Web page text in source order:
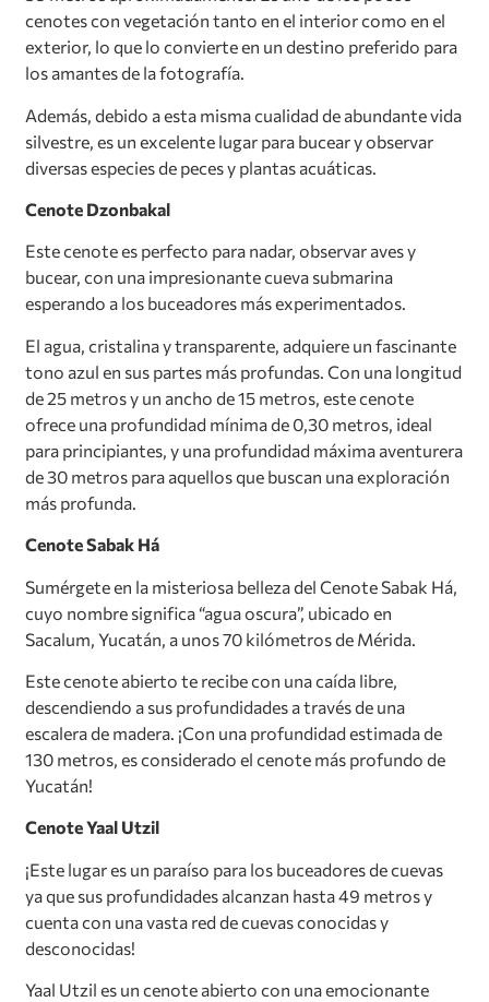
cenotes con vegetación tanto en el interior como en el
exterior, lo que lo convierte en un destino preferido para
los amantes de la fotografía.
Además, debido a esta misma cualidad de abundante vida
silvestre, es un excelente lugar para bucear y observar
diversas especies de peces y plantas acuáticas.
Cenote Dzonbakal
Este cenote es perfecto para nadar, observar aves y
bucear, con una impresionante cueva submarina
esperando a los buceadores más experimentados.
El agua, cristalina y transparente, adquiere un fascinante
tono azul en sus partes más profundas. Con una longitud
de 25 metros y un ancho de 15 metros, este cenote
ofrece una profundidad mínima de 0,30 metros, ideal
para principiantes, y una profundidad máxima aventurera
de 30 metros para aquellos que buscan una exploración
más profunda.
Cenote Sabak Há
Sumérgete en la misteriosa belleza del Cenote Sabak Há,
cuyo nombre significa “agua oscura”, ubicado en
Sacalum, Yucatán, a unos 70 kilómetros de Mérida.
Este cenote abierto te recibe con una caída libre,
descendiendo a sus profundidades a través de una
escalera de madera. ¡Con una profundidad estimada de
130 metros, es considerado el cenote más profundo de
Yucatán!
Cenote Yaal Utzil
¡Este lugar es un paraíso para los buceadores de cuevas
ya que sus profundidades alcanzan hasta 49 metros y
cuenta con una vasta red de cuevas conocidas y
desconocidas!
Yaal Utzil es un cenote abierto con una emocionante